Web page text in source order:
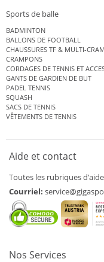
Sports de balle
BADMINTON
BALLONS DE FOOTBALL
CHAUSSURES TF & MULTI-
CRAMPONS
CORDAGES DE TENNIS ET
GANTS DE GARDIEN DE BUT
PADEL TENNIS
SQUASH
SACS DE TENNIS
VÊTEMENTS DE TENNIS
Aide et contact
Toutes les rubriques d’aide
Courriel:
Nos Services